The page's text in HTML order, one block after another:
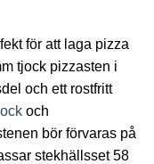
för att laga pizza
tjock pizzasten i
och ett rostfritt
och
bör förvaras på
stekhällsset 58